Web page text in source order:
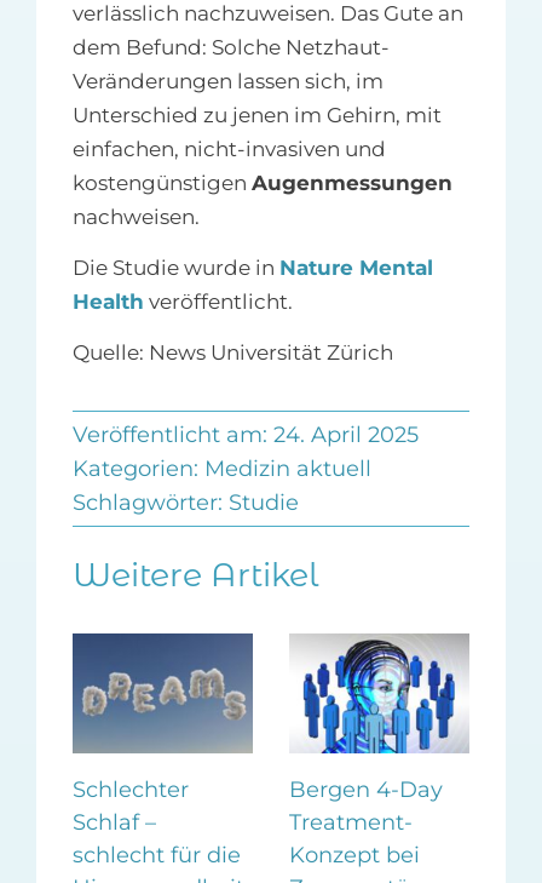
verlässlich nachzuweisen. Das Gute an
dem Befund: Solche Netzhaut-
Veränderungen lassen sich, im
Unterschied zu jenen im Gehirn, mit
einfachen, nicht-invasiven und
kostengünstigen Augenmessungen
nachweisen.
Die Studie wurde in Nature Mental
Health veröffentlicht.
Quelle: News Universität Zürich
Veröffentlicht am: 24. April 2025
Kategorien: Medizin aktuell
Schlagwörter: Studie
Weitere Artikel
Schlechter
Schlaf –
schlecht für die
Bergen 4-Day
Treatment-
Konzept bei